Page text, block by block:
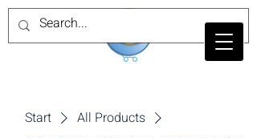
Start
All Products